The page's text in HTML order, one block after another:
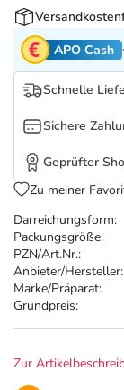
Tierapotheke
Marken
Salus Deals
Darreichungsform:
Packungsgröße:
PZN/Art.Nr.:
Anbieter/Hersteller:
Marke/Präparat:
Grundpreis:
APO Cash
Schnelle
Sichere
Geprüfter
Zu meiner
Zur